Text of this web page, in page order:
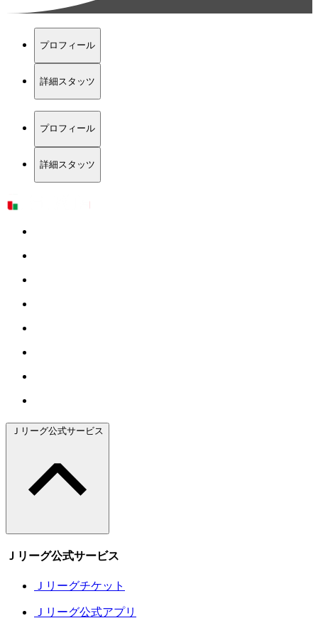
プロフィール
詳細スタッツ
プロフィール
詳細スタッツ
Ｊリーグ公式サービス
Ｊリーグ公式サービス
Ｊリーグチケット
Ｊリーグ公式アプリ